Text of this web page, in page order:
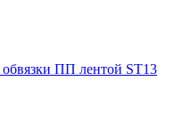
ПП лентой ST13